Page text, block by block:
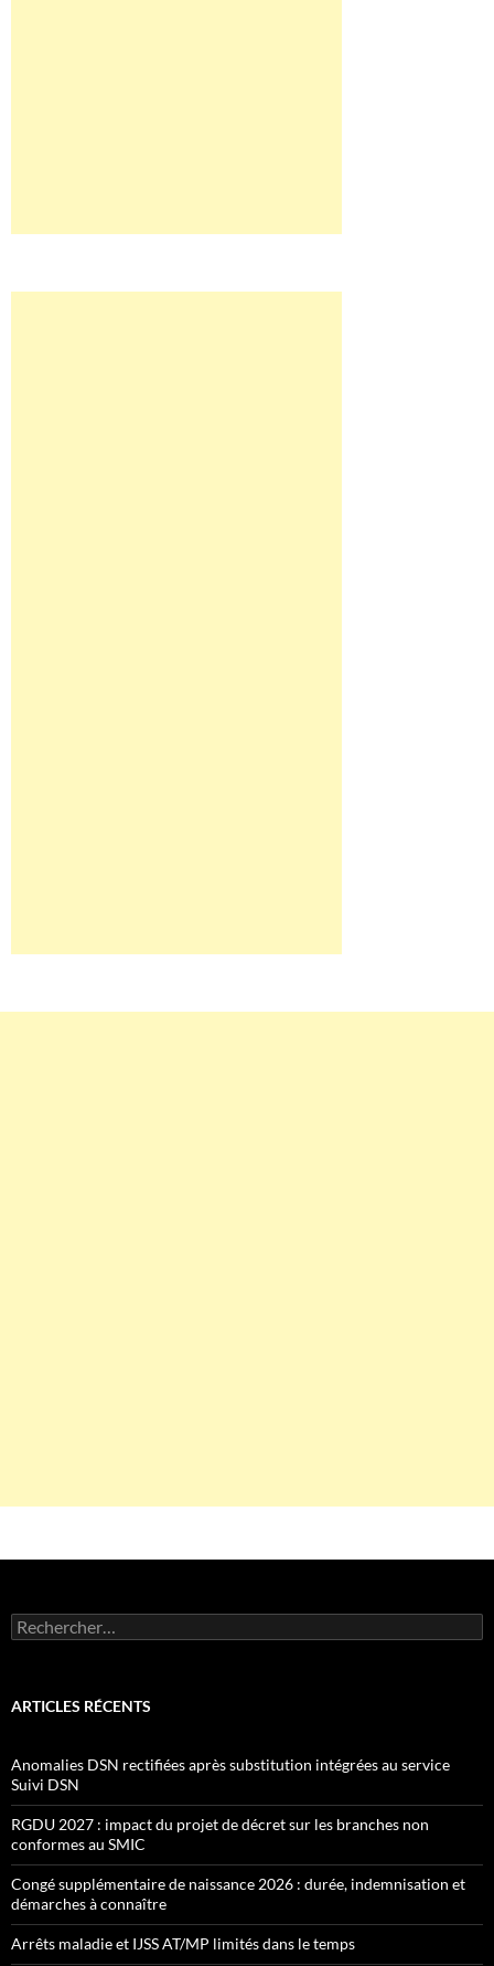
Rechercher :
ARTICLES RÉCENTS
Anomalies DSN rectifiées après substitution intégrées au service
Suivi DSN
RGDU 2027 : impact du projet de décret sur les branches non
conformes au SMIC
Congé supplémentaire de naissance 2026 : durée, indemnisation et
démarches à connaître
Arrêts maladie et IJSS AT/MP limités dans le temps